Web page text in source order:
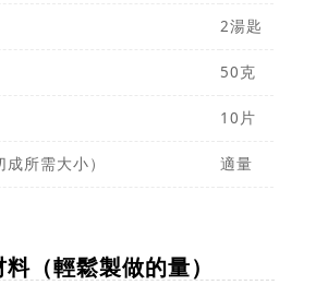
2湯匙
50克
10片
所需大小） 適量
（輕鬆製做的量）